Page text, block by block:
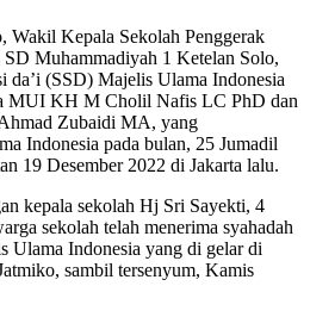
Wakil Kepala Sekolah Penggerak
Muhammadiyah 1 Ketelan Solo,
da’i (SSD) Majelis Ulama Indonesia
MUI KH M Cholil Nafis LC PhD dan
Zubaidi MA, yang
Indonesia pada bulan, 25 Jumadil
19 Desember 2022 di Jakarta lalu.
kepala sekolah Hj Sri Sayekti, 4
sekolah telah menerima syahadah
Ulama Indonesia yang di gelar di
sambil tersenyum, Kamis